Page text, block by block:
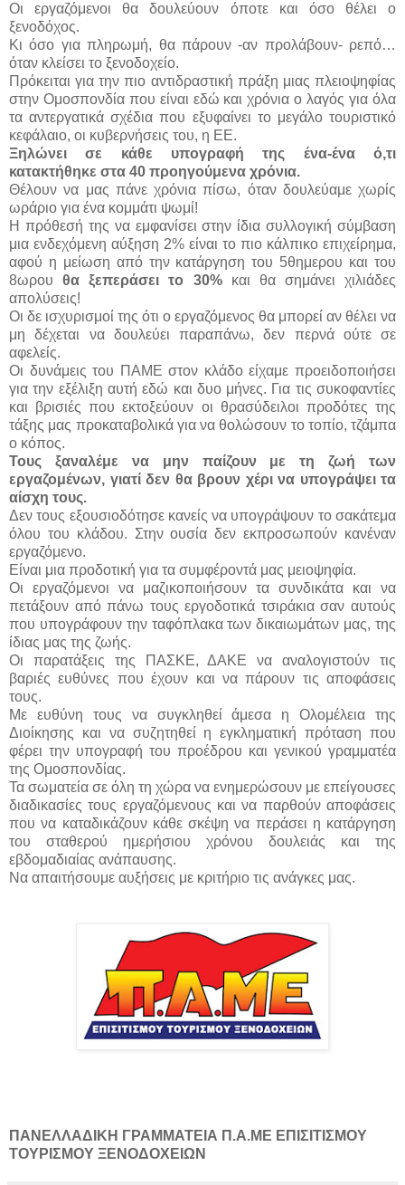
Οι εργαζόμενοι θα δουλεύουν όποτε και όσο θέλει ο
ξενοδόχος.
Κι όσο για πληρωμή, θα πάρουν -αν προλάβουν- ρεπό…
όταν κλείσει το ξενοδοχείο.
Πρόκειται για την πιο αντιδραστική πράξη μιας πλειοψηφίας
στην Ομοσπονδία που είναι εδώ και χρόνια ο λαγός για όλα
τα αντεργατικά σχέδια που εξυφαίνει το μεγάλο τουριστικό
κεφάλαιο, οι κυβερνήσεις του, η ΕΕ.
Ξηλώνει σε κάθε υπογραφή της ένα-ένα ό,τι
κατακτήθηκε στα 40 προηγούμενα χρόνια.
Θέλουν να μας πάνε χρόνια πίσω, όταν δουλεύαμε χωρίς
ωράριο για ένα κομμάτι ψωμί!
Η πρόθεσή της να εμφανίσει στην ίδια συλλογική σύμβαση
μια ενδεχόμενη αύξηση 2% είναι το πιο κάλπικο επιχείρημα,
αφού η μείωση από την κατάργηση του 5θημερου και του
8ωρουθα ξεπεράσει το 30% και θα σημάνει χιλιάδες
απολύσεις!
Οι δε ισχυρισμοί της ότι ο εργαζόμενος θα μπορεί αν θέλει να
μη δέχεται να δουλεύει παραπάνω, δεν περνά ούτε σε
αφελείς.
Οι δυνάμεις του ΠΑΜΕ στον κλάδο είχαμε προειδοποιήσει
για την εξέλιξη αυτή εδώ και δυο μήνες. Για τις συκοφαντίες
και βρισιές που εκτοξεύουν οι θρασύδειλοι προδότες της
τάξης μας προκαταβολικά για να θολώσουν το τοπίο, τζάμπα
ο κόπος.
Τους ξαναλέμε να μην παίζουν με τη ζωή των
εργαζομένων, γιατί δεν θα βρουν χέρι να υπογράψει τα
αίσχη τους.
Δεν τους εξουσιοδότησε κανείς να υπογράψουν το σακάτεμα
όλου του κλάδου. Στην ουσία δεν εκπροσωπούν κανέναν
εργαζόμενο.
Είναι μια προδοτική για τα συμφέροντά μας μειοψηφία.
Οι εργαζόμενοι να μαζικοποιήσουν τα συνδικάτα και να
πετάξουν από πάνω τους εργοδοτικά τσιράκια σαν αυτούς
που υπογράφουν την ταφόπλακα των δικαιωμάτων μας, της
ίδιας μας της ζωής.
Οι παρατάξεις της ΠΑΣΚΕ, ΔΑΚΕ να αναλογιστούν τις
βαριές ευθύνες που έχουν και να πάρουν τις αποφάσεις
τους.
Με ευθύνη τους να συγκληθεί άμεσα η Ολομέλεια της
Διοίκησης και να συζητηθεί η εγκληματική πρόταση που
φέρει την υπογραφή του προέδρου και γενικού γραμματέα
της Ομοσπονδίας.
Τα σωματεία σε όλη τη χώρα να ενημερώσουν με επείγουσες
διαδικασίες τους εργαζόμενους και να παρθούν αποφάσεις
που να καταδικάζουν κάθε σκέψη να περάσει η κατάργηση
του σταθερού ημερήσιου χρόνου δουλειάς και της
εβδομαδιαίας ανάπαυσης.
Να απαιτήσουμε αυξήσεις με κριτήριο τις ανάγκες μας.
ΠΑΝΕΛΛΑΔΙΚΗ ΓΡΑΜΜΑΤΕΙΑ Π.Α.ΜΕ ΕΠΙΣΙΤΙΣΜΟΥ
ΤΟΥΡΙΣΜΟΥ ΞΕΝΟΔΟΧΕΙΩΝ